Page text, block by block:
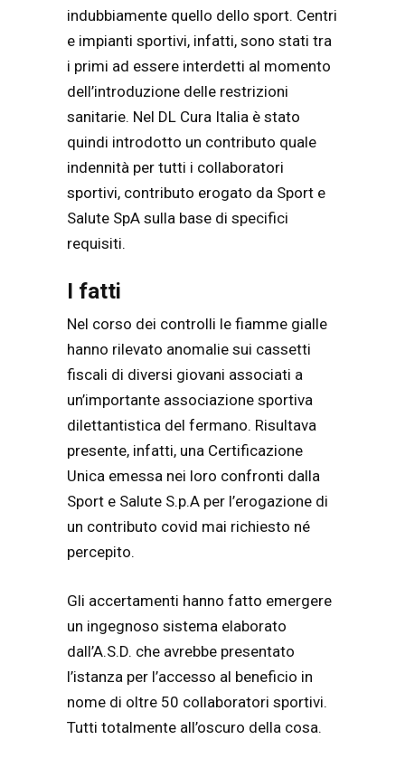
indubbiamente quello dello sport. Centri
e impianti sportivi, infatti, sono stati tra
i primi ad essere interdetti al momento
dell’introduzione delle restrizioni
sanitarie. Nel DL Cura Italia è stato
quindi introdotto un contributo quale
indennità per tutti i collaboratori
sportivi, contributo erogato da Sport e
Salute SpA sulla base di specifici
requisiti.
I fatti
Nel corso dei controlli le fiamme gialle
hanno rilevato anomalie sui cassetti
fiscali di diversi giovani associati a
un’importante associazione sportiva
dilettantistica del fermano. Risultava
presente, infatti, una Certificazione
Unica emessa nei loro confronti dalla
Sport e Salute S.p.A per l’erogazione di
un contributo covid mai richiesto né
percepito.
Gli accertamenti hanno fatto emergere
un ingegnoso sistema elaborato
dall’A.S.D. che avrebbe presentato
l’istanza per l’accesso al beneficio in
nome di oltre 50 collaboratori sportivi.
Tutti totalmente all’oscuro della cosa.